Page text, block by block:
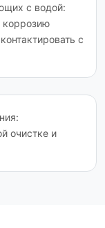
с водой:
коррозию
с
очистке и